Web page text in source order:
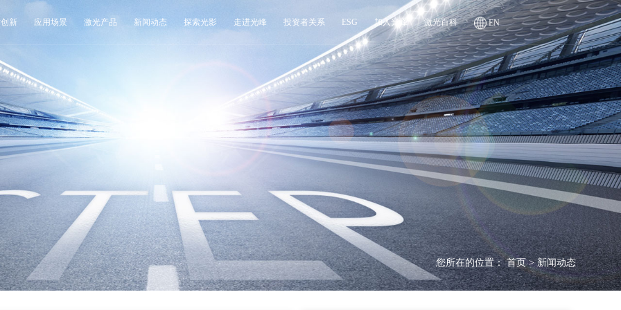
新 应用场景 激光产品 新闻动态 探索光影 走进光峰 投资者关系 ESG 加入光峰 激光百科 EN
您所在的位置： 首页 > 新闻动态